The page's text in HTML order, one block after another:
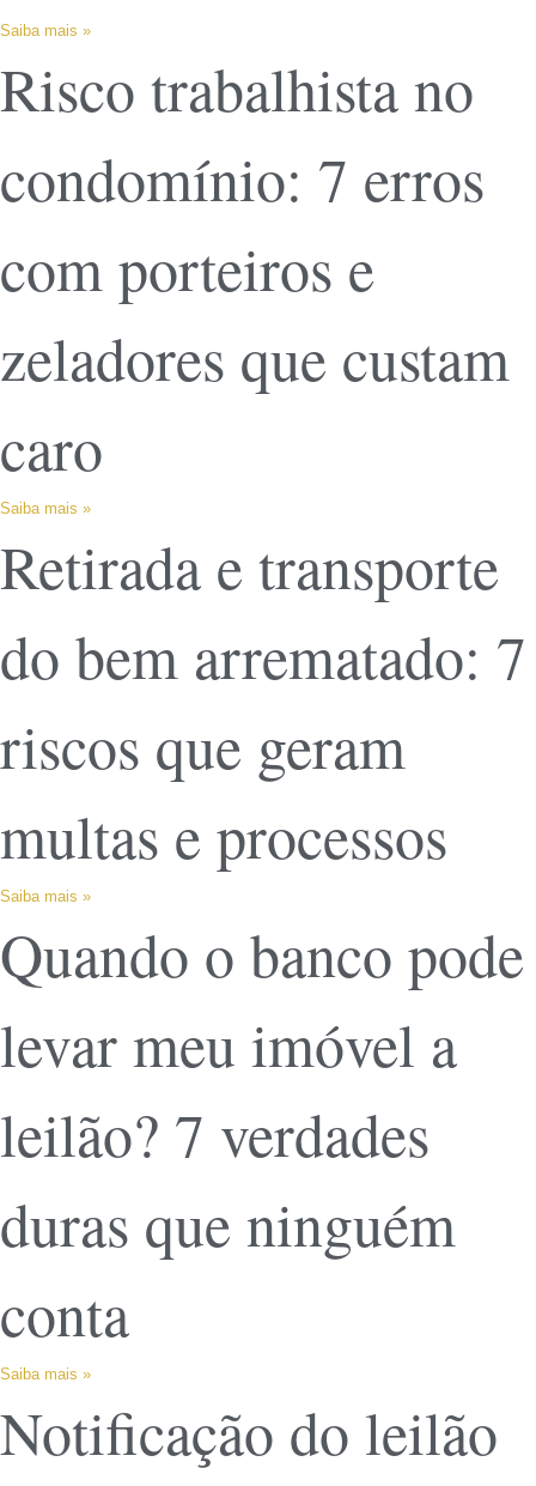
Saiba mais »
Risco trabalhista no
condomínio: 7 erros
com porteiros e
zeladores que custam
caro
Saiba mais »
Retirada e transporte
do bem arrematado: 7
riscos que geram
multas e processos
Saiba mais »
Quando o banco pode
levar meu imóvel a
leilão? 7 verdades
duras que ninguém
conta
Saiba mais »
Notificação do leilão